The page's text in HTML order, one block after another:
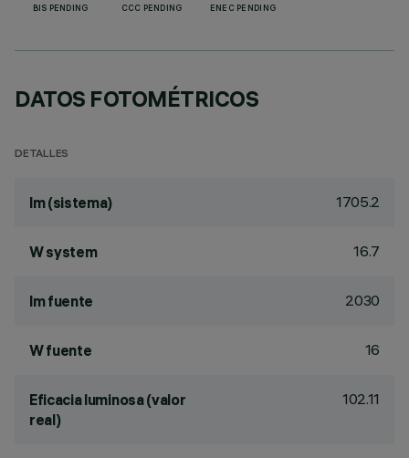
BIS PENDING CCC PENDING ENEC PENDING
DATOS FOTOMÉTRICOS
DETALLES
lm (sistema) 1705.2
W system 16.7
lm fuente 2030
W fuente 16
Eficacia luminosa (valor
real)
102.11